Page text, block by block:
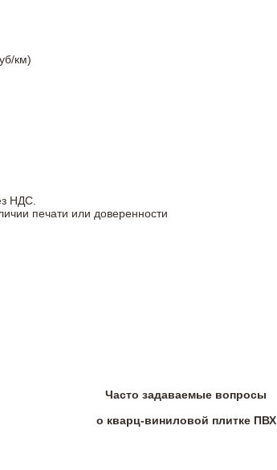
км)
НДС.
печати или доверенности
Часто задаваемые вопросы
о кварц-виниловой плитке ПВХ